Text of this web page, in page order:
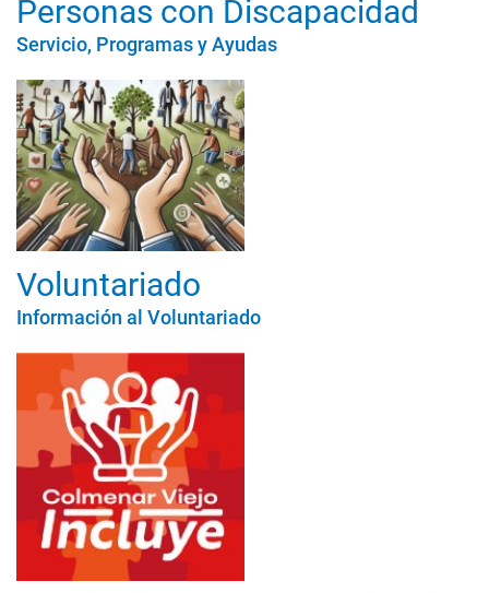
Personas con Discapacidad
Servicio, Programas y Ayudas
Voluntariado
Información al Voluntariado